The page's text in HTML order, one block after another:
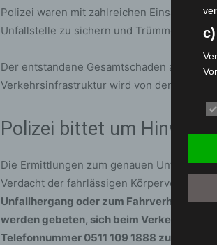
Polizei waren mit zahlreichen
Unfallstelle zu sichern und Trümmer zu
Der entstandene Gesamtschaden an den
Verkehrsinfrastruktur wird von der Polizei
Polizei bittet um Hinweise
Die Ermittlungen zum genauen
Verdacht der fahrlässigen Körperverletzung.
Unfallhergang oder zum Fahrverhalten
werden gebeten, sich beim
Telefonnummer 0511 109 1888 zu melden.